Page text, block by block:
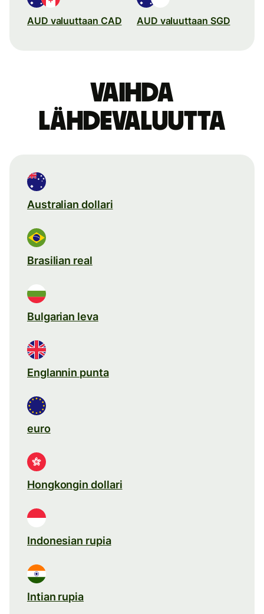
AUD valuuttaan CAD AUD valuuttaan SGD
Vaihda
lähdevaluutta
Australian dollari
Brasilian real
Bulgarian leva
Englannin punta
euro
Hongkongin dollari
Indonesian rupia
Intian rupia